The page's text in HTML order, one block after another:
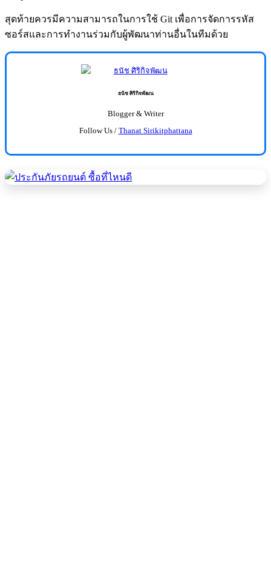
สุดท้ายควรมีความสามารถในการใช้ Git เพื่อการจัดการรหัส
ซอร์สและการทำงานร่วมกับผู้พัฒนาท่านอื่นในทีมด้วย
ธนัช ศิริกิจพัฒน
Blogger & Writer
Follow Us / Thanat Sirikitphattana